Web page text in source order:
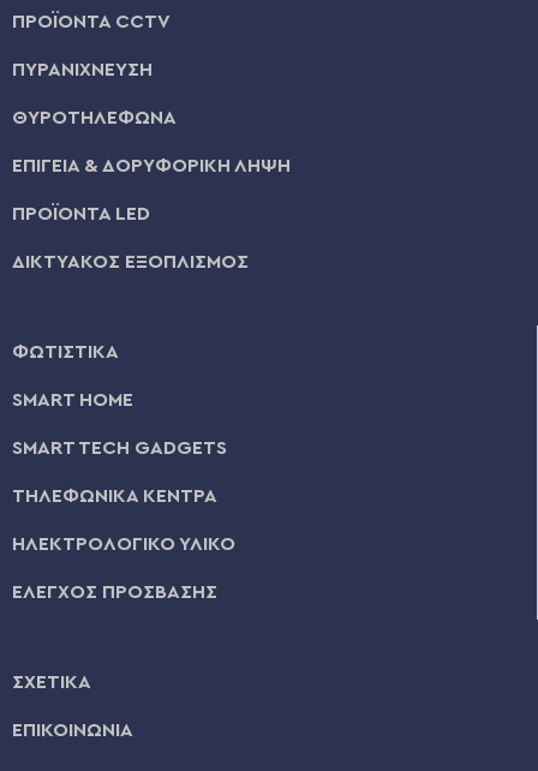
ΠΡΟΪΟΝΤΑ CCTV
ΠΥΡΑΝΙΧΝΕΥΣΗ
ΘΥΡΟΤΗΛΕΦΩΝΑ
ΕΠΙΓΕΙΑ & ΔΟΡΥΦΟΡΙΚΗ ΛΗΨΗ
ΠΡΟΪΟΝΤΑ LED
ΔΙΚΤΥΑΚΟΣ ΕΞΟΠΛΙΣΜΟΣ
ΦΩΤΙΣΤΙΚΑ
SMART HOME
SMART TECH GADGETS
ΤΗΛΕΦΩΝΙΚΑ ΚΕΝΤΡΑ
ΗΛΕΚΤΡΟΛΟΓΙΚΟ ΥΛΙΚΟ
ΕΛΕΓΧΟΣ ΠΡΟΣΒΑΣΗΣ
ΣΧΕΤΙΚΑ
ΕΠΙΚΟΙΝΩΝΙΑ